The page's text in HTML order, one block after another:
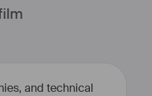
and technical